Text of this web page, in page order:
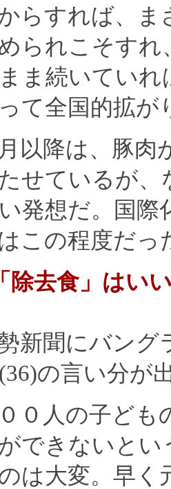
らすれば、ま
られこそす
ま続いてい
て全国的拡が
以降は、豚肉
せているが
発想だ。国際
この程度だっ
除去食」はい
新聞にバング
の言い分が
００人の子ど
できないと
は大変。早く